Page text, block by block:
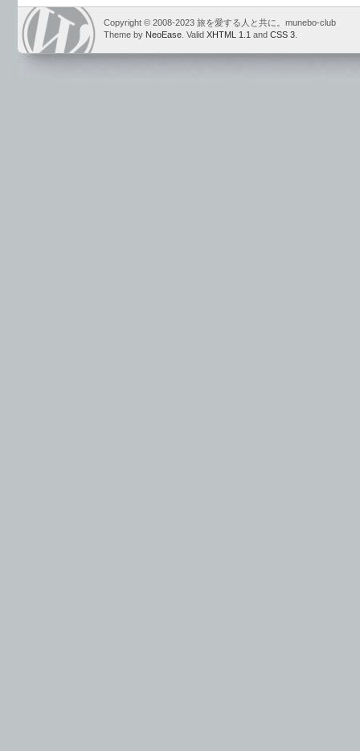
Copyright © 2008-2023 旅を愛する人と共に。munebo-club
Theme by NeoEase . Valid XHTML 1.1 and CSS 3